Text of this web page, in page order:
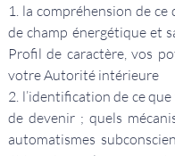
1. la compréhension de
de champ énergétique et
Profil de caractère, vos
votre Autorité intérieure
2. l’identification de ce que
de devenir ; quels
automatismes